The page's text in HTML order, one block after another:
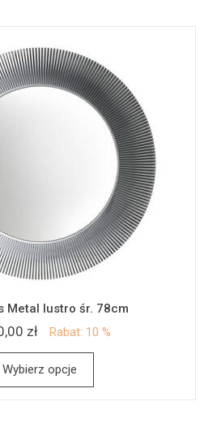
Metal lustro śr. 78cm
zł Rabat: 10 %
Wybierz opcje